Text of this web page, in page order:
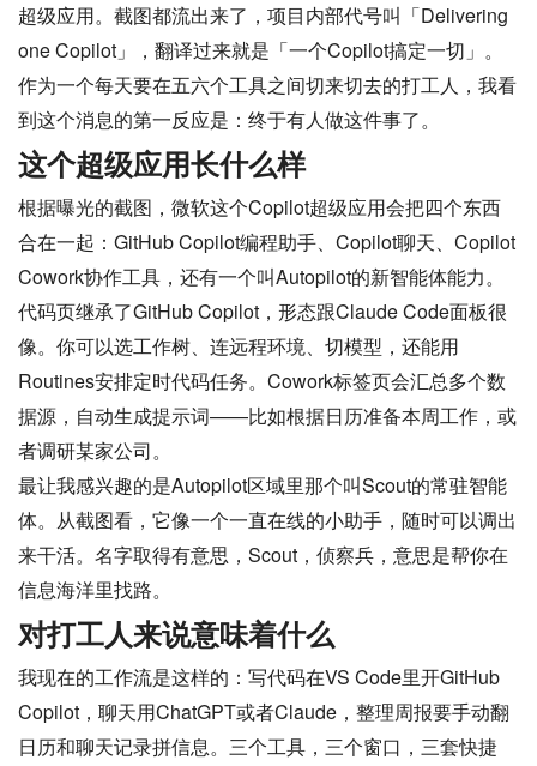
超级应用。截图都流出来了，项目内部代号叫「Delivering
one Copilot」，翻译过来就是「一个Copilot搞定一切」。
作为一个每天要在五六个工具之间切来切去的打工人，我看
到这个消息的第一反应是：终于有人做这件事了。
这个超级应用长什么样
根据曝光的截图，微软这个Copilot超级应用会把四个东西
合在一起：GitHub Copilot编程助手、Copilot聊天、Copilot
Cowork协作工具，还有一个叫Autopilot的新智能体能力。
代码页继承了GitHub Copilot，形态跟Claude Code面板很
像。你可以选工作树、连远程环境、切模型，还能用
Routines安排定时代码任务。Cowork标签页会汇总多个数
据源，自动生成提示词——比如根据日历准备本周工作，或
者调研某家公司。
最让我感兴趣的是Autopilot区域里那个叫Scout的常驻智能
体。从截图看，它像一个一直在线的小助手，随时可以调出
来干活。名字取得有意思，Scout，侦察兵，意思是帮你在
信息海洋里找路。
对打工人来说意味着什么
我现在的工作流是这样的：写代码在VS Code里开GitHub
Copilot，聊天用ChatGPT或者Claude，整理周报要手动翻
日历和聊天记录拼信息。三个工具，三个窗口，三套快捷